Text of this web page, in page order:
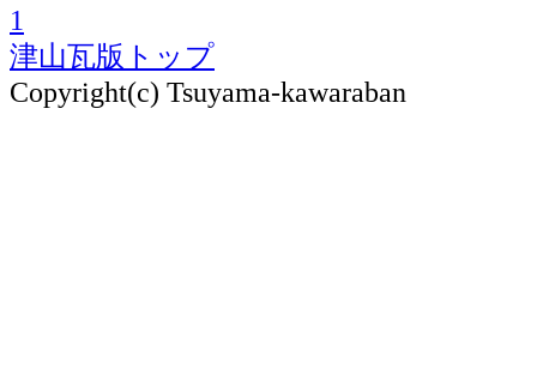
1
津山瓦版トップ
Copyright(c) Tsuyama-kawaraban